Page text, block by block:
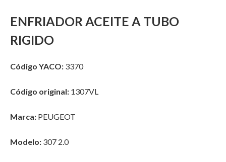
ENFRIADOR ACEITE A TUBO
RIGIDO
Código YACO: 3370
Código original: 1307VL
Marca: PEUGEOT
Modelo: 307 2.0